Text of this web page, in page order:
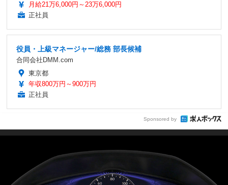
月給21万6,000円～23万6,000円
正社員
役員・上級マネージャー/総務 部長候補
合同会社DMM.com
東京都
年収800万円～900万円
正社員
Sponsored by